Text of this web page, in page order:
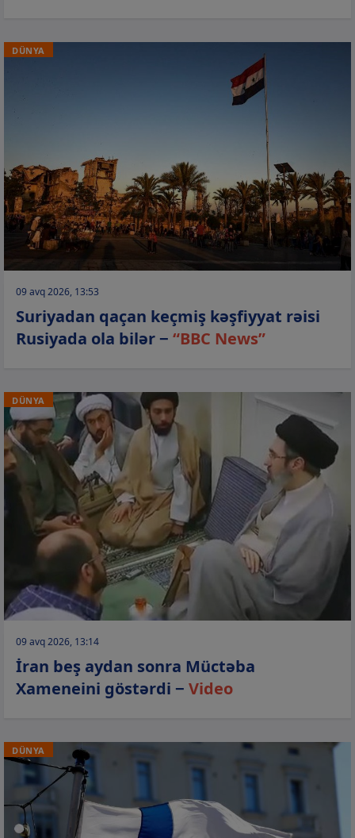
DÜNYA
09 avq 2026, 13:53
Suriyadan qaçan keçmiş kəşfiyyat rəisi
Rusiyada ola bilər − “BBC News”
DÜNYA
09 avq 2026, 13:14
İran beş aydan sonra Müctəba
Xameneini göstərdi − Video
DÜNYA